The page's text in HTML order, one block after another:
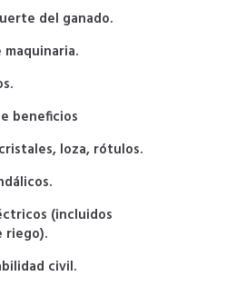
del ganado.
maquinaria.
beneficios
loza, rótulos.
(incluidos
riego).
civil.